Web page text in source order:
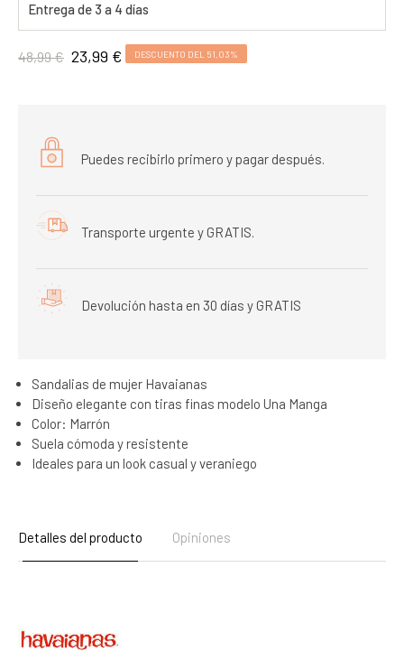
Entrega de 3 a 4 días
48,99 € 23,99 € DESCUENTO DEL 51,03%
Puedes recibirlo primero y pagar después.
Transporte urgente y GRATIS.
Devolución hasta en 30 días y GRATIS
Sandalias de mujer Havaianas
Diseño elegante con tiras finas modelo Una Manga
Color: Marrón
Suela cómoda y resistente
Ideales para un look casual y veraniego
Detalles del producto Opiniones